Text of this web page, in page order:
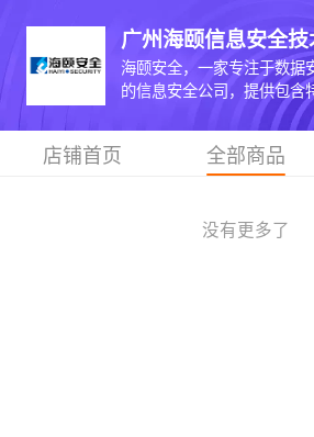
广州海颐信息安全技
海颐安全，一家专注于数据
的信息安全公司，提供包含
店铺首页 全部商品
没有更多了